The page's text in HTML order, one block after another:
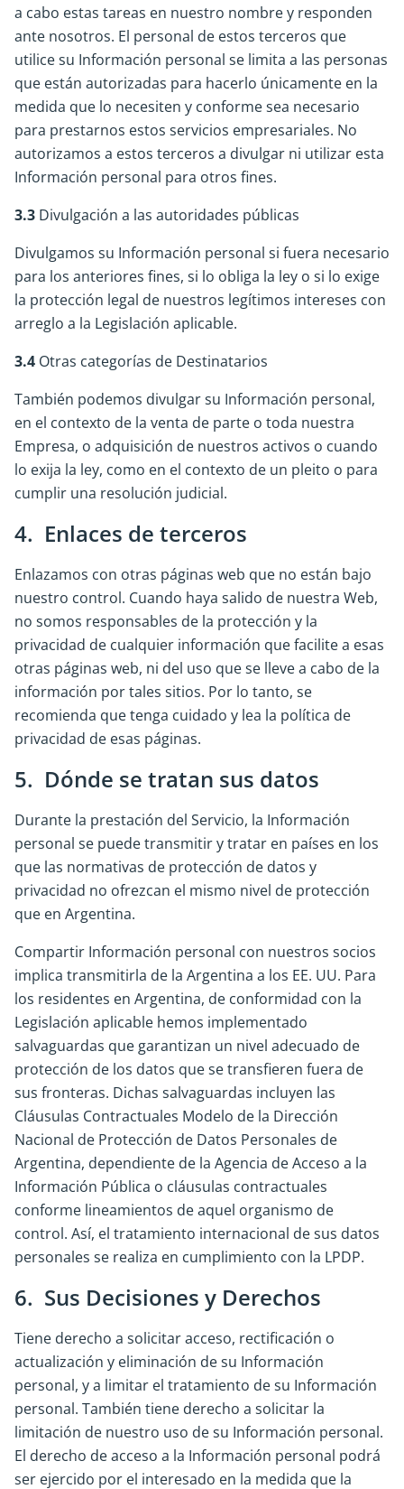
a cabo estas tareas en nuestro nombre y responden
ante nosotros. El personal de estos terceros que
utilice su Información personal se limita a las personas
que están autorizadas para hacerlo únicamente en la
medida que lo necesiten y conforme sea necesario
para prestarnos estos servicios empresariales. No
autorizamos a estos terceros a divulgar ni utilizar esta
Información personal para otros fines.
3.3 Divulgación a las autoridades públicas
Divulgamos su Información personal si fuera necesario
para los anteriores fines, si lo obliga la ley o si lo exige
la protección legal de nuestros legítimos intereses con
arreglo a la Legislación aplicable.
3.4 Otras categorías de Destinatarios
También podemos divulgar su Información personal,
en el contexto de la venta de parte o toda nuestra
Empresa, o adquisición de nuestros activos o cuando
lo exija la ley, como en el contexto de un pleito o para
cumplir una resolución judicial.
4. Enlaces de terceros
Enlazamos con otras páginas web que no están bajo
nuestro control. Cuando haya salido de nuestra Web,
no somos responsables de la protección y la
privacidad de cualquier información que facilite a esas
otras páginas web, ni del uso que se lleve a cabo de la
información por tales sitios. Por lo tanto, se
recomienda que tenga cuidado y lea la política de
privacidad de esas páginas.
5. Dónde se tratan sus datos
Durante la prestación del Servicio, la Información
personal se puede transmitir y tratar en países en los
que las normativas de protección de datos y
privacidad no ofrezcan el mismo nivel de protección
que en Argentina.
Compartir Información personal con nuestros socios
implica transmitirla de la Argentina a los EE. UU. Para
los residentes en Argentina, de conformidad con la
Legislación aplicable hemos implementado
salvaguardas que garantizan un nivel adecuado de
protección de los datos que se transfieren fuera de
sus fronteras. Dichas salvaguardas incluyen las
Cláusulas Contractuales Modelo de la Dirección
Nacional de Protección de Datos Personales de
Argentina, dependiente de la Agencia de Acceso a la
Información Pública o cláusulas contractuales
conforme lineamientos de aquel organismo de
control. Así, el tratamiento internacional de sus datos
personales se realiza en cumplimiento con la LPDP.
6. Sus Decisiones y Derechos
Tiene derecho a solicitar acceso, rectificación o
actualización y eliminación de su Información
personal, y a limitar el tratamiento de su Información
personal. También tiene derecho a solicitar la
limitación de nuestro uso de su Información personal.
El derecho de acceso a la Información personal podrá
ser ejercido por el interesado en la medida que la